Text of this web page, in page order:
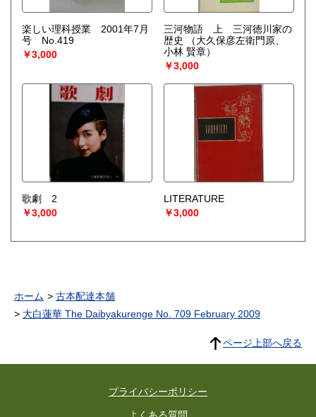
楽しい理科授業 2001年7月
号 No.419
￥3,000
三河物語 上 三河徳川家の
歴史
（大久保彦左衛門原、
小林 賢章）
￥3,000
歌劇 2
￥3,000
LITERATURE
￥3,000
ホーム
古本配達本舗
大白蓮華 The Daibyakurenge No. 709 February 2009
ページ上部へ戻る
プライバシーポリシー